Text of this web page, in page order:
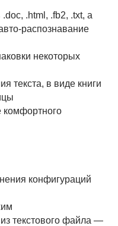
.html, .fb2, .txt, а
распознавание
некоторых
текста, в виде книги
комфортного
конфигураций
текстового файла —